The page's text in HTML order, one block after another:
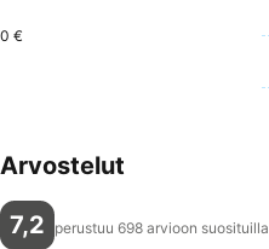
0 €
Arvostelut
7,2 perustuu 698 arvioon suosituilla